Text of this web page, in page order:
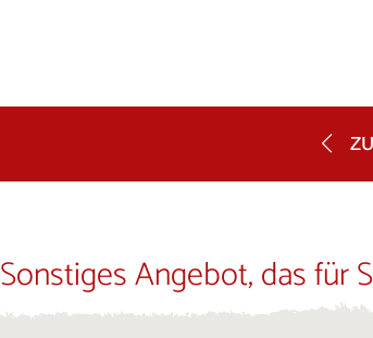
Sonstiges Angebot, das für